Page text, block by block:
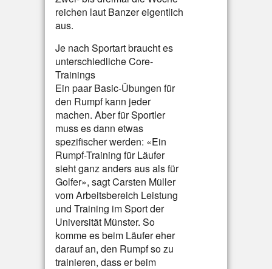
reichen laut Banzer eigentlich
aus.
Je nach Sportart braucht es
unterschiedliche Core-
Trainings
Ein paar Basic-Übungen für
den Rumpf kann jeder
machen. Aber für Sportler
muss es dann etwas
spezifischer werden: «Ein
Rumpf-Training für Läufer
sieht ganz anders aus als für
Golfer», sagt Carsten Müller
vom Arbeitsbereich Leistung
und Training im Sport der
Universität Münster. So
komme es beim Läufer eher
darauf an, den Rumpf so zu
trainieren, dass er beim